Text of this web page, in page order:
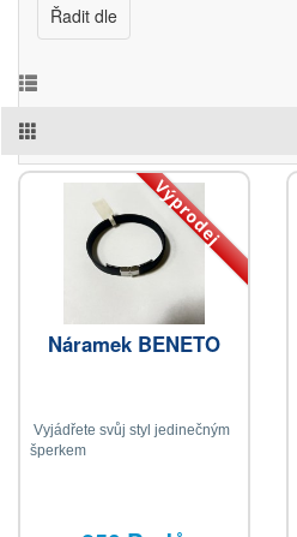
Řadit dle
Výprodej
Náramek BENETO
Vyjádřete svůj styl jedinečným
šperkem